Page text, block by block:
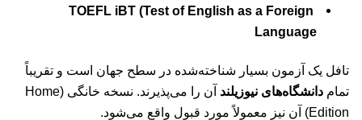
TOEFL iBT (Test of English as a Foreign
Language
تافل یک آزمون بسیار شناخته‌شده در سطح جهان است و تقریباً
تمام دانشگاه‌های نیوزیلند
آن را می‌پذیرند. نسخه خانگی (Home
Edition) آن نیز معمولاً مورد قبول واقع می‌شود.